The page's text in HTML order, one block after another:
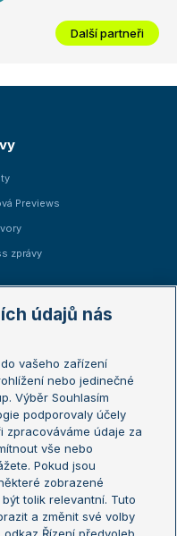
Další partneři
Previews
zprávy
Open
Open
údajů nás
vašeho zařízení
nebo jedinečné
Výběr Souhlasím
podporovaly účely
zpracováváme údaje za
vše nebo
Pokud jsou
zobrazené
tolik relevantní. Tuto
a změnit své volby